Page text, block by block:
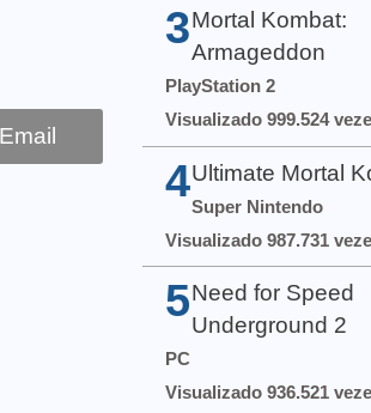
Email
3 Mortal Kombat:
Armageddon
PlayStation 2
Visualizado 999.524
4 Ultimate Mortal
Super Nintendo
Visualizado 987.731
5 Need for Speed
Underground 2
PC
Visualizado 936.521